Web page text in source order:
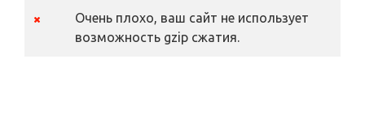
Очень плохо, ваш сайт не использует
возможность gzip сжатия.